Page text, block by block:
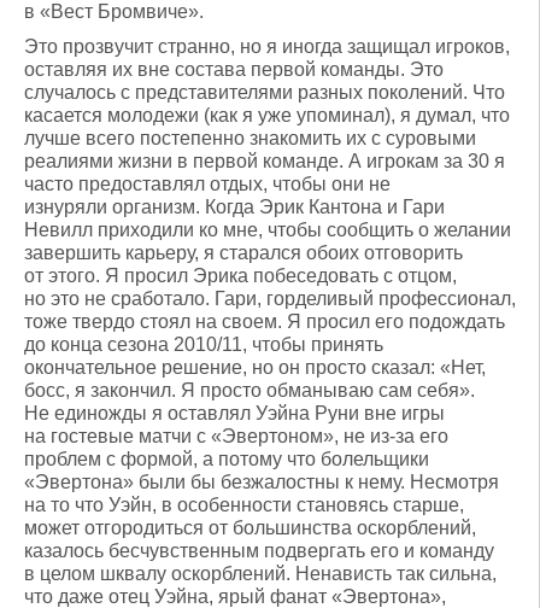
в «Вест Бромвиче».
Это прозвучит странно, но я иногда защищал игроков,
оставляя их вне состава первой команды. Это
случалось с представителями разных поколений. Что
касается молодежи (как я уже упоминал), я думал, что
лучше всего постепенно знакомить их с суровыми
реалиями жизни в первой команде. А игрокам за 30 я
часто предоставлял отдых, чтобы они не
изнуряли организм. Когда Эрик Кантона и Гари
Невилл приходили ко мне, чтобы сообщить о желании
завершить карьеру, я старался обоих отговорить
от этого. Я просил Эрика побеседовать с отцом,
но это не сработало. Гари, горделивый профессионал,
тоже твердо стоял на своем. Я просил его подождать
до конца сезона 2010/11, чтобы принять
окончательное решение, но он просто сказал: «Нет,
босс, я закончил. Я просто обманываю сам себя».
Не единожды я оставлял Уэйна Руни вне игры
на гостевые матчи с «Эвертоном», не из-за его
проблем с формой, а потому что болельщики
«Эвертона» были бы безжалостны к нему. Несмотря
на то что Уэйн, в особенности становясь старше,
может отгородиться от большинства оскорблений,
казалось бесчувственным подвергать его и команду
в целом шквалу оскорблений. Ненависть так сильна,
что даже отец Уэйна, ярый фанат «Эвертона»,